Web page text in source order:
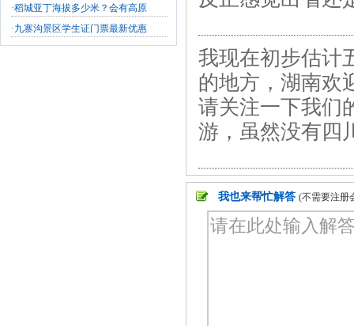
·稻城亚丁海拔多少米？会有高原
·九寨沟景区学生证门票最新优惠
我现在初步估计
的地方，湖南欢
请关注一下我们
游，虽然没有四
我也来帮忙解答 (不需要注册